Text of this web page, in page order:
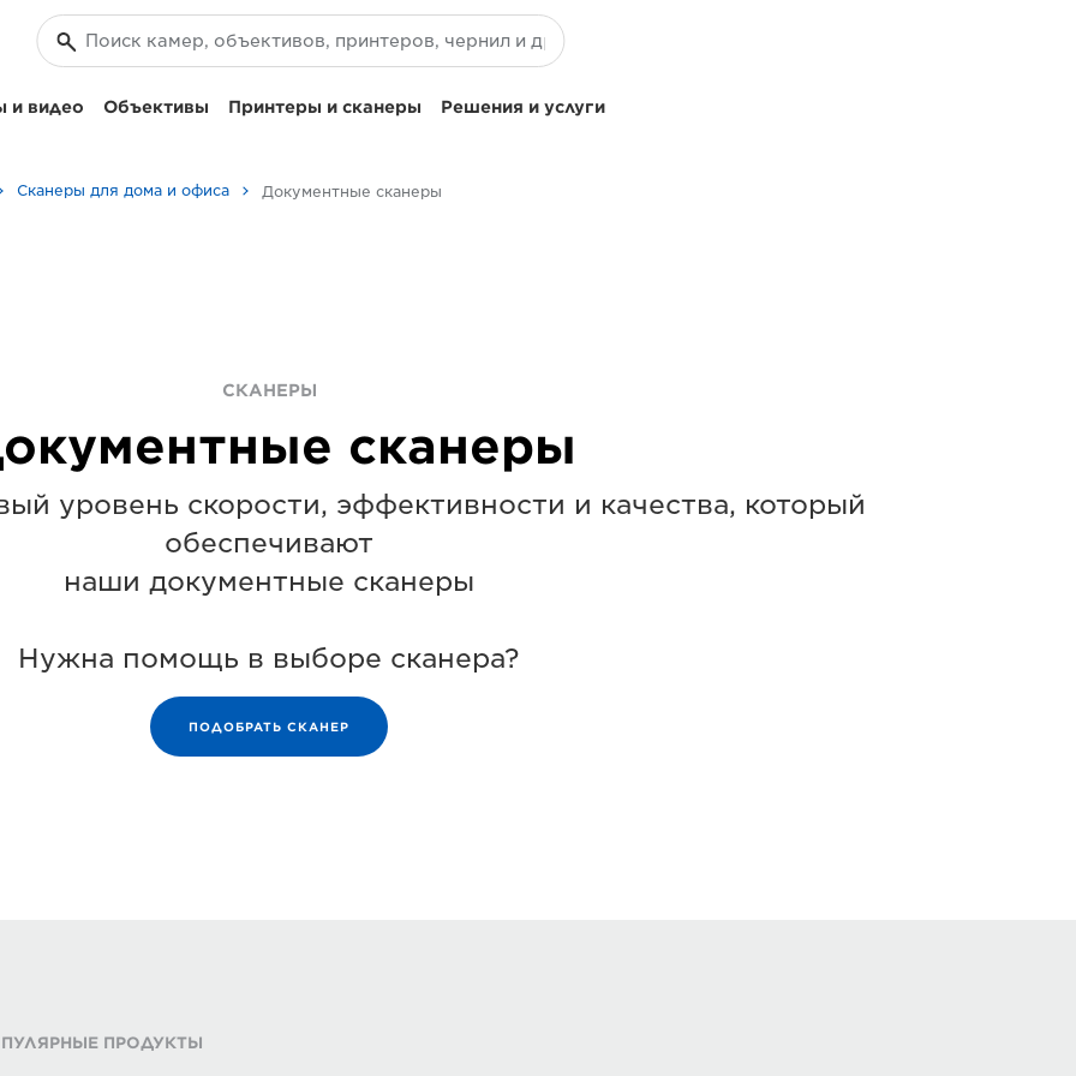
и видео Объективы Принтеры и сканеры Решения и услуги
Сканеры для дома и офиса Документные сканеры
СКАНЕРЫ
сканеры
уровень скорости, эффективности и качества, который
обеспечивают
наши документные сканеры
Нужна помощь в выборе сканера?
ПОДОБРАТЬ СКАНЕР
ПРОДУКТЫ